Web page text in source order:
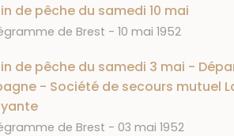
de pêche du samedi 10 mai
de Brest Date
10 mai 1952
de pêche du samedi 3 mai -
- Société de secours mutuel
de Brest Date
03 mai 1952